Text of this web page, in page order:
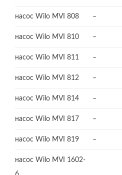
насос Wilo MVI 808 –
насос Wilo MVI 810 –
насос Wilo MVI 811 –
насос Wilo MVI 812 –
насос Wilo MVI 814 –
насос Wilo MVI 817 –
насос Wilo MVI 819 –
насос Wilo MVI 1602-